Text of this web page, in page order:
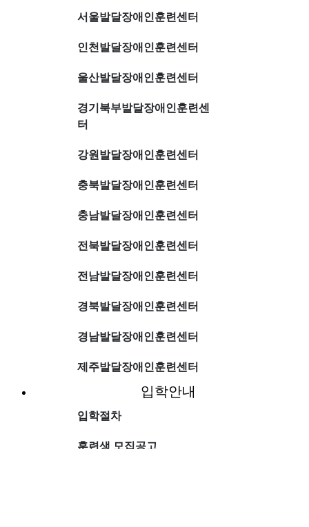
서울발달장애인훈련센터
인천발달장애인훈련센터
울산발달장애인훈련센터
경기북부발달장애인훈련센
터
강원발달장애인훈련센터
충북발달장애인훈련센터
충남발달장애인훈련센터
전북발달장애인훈련센터
전남발달장애인훈련센터
경북발달장애인훈련센터
경남발달장애인훈련센터
제주발달장애인훈련센터
입학안내
입학절차
훈련생 모집공고